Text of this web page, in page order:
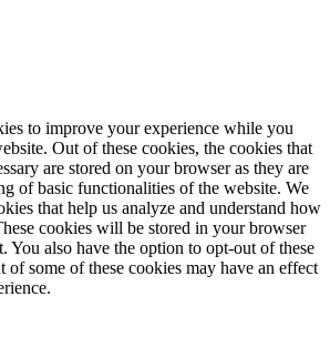
to improve your experience while you
Out of these cookies, the cookies that
are stored on your browser as they are
of basic functionalities of the website. We
that help us analyze and understand how
cookies will be stored in your browser
You also have the option to opt-out of these
some of these cookies may have an effect